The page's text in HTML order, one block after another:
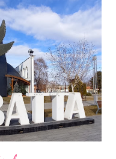
vagy Eplény. Sűrű
amikor az ember
kanalaz. Illatos, forró
hozzáfűzni...
velük tele te is a
teremtenek.
lekváro...